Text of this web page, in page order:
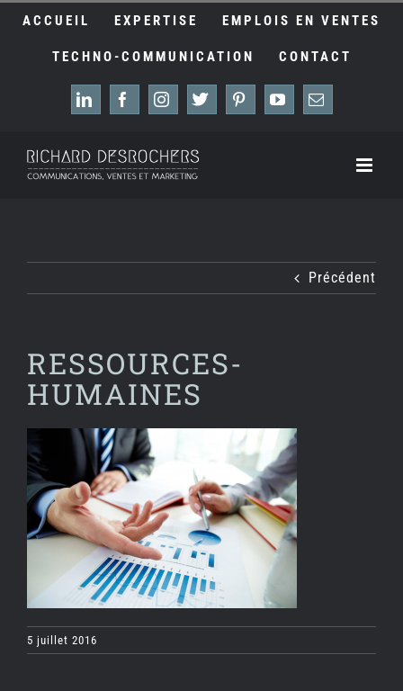
ACCUEIL EXPERTISE EMPLOIS EN VENTES
TECHNO-COMMUNICATION CONTACT
LinkedInFacebook
Instagram
X Pinterest
YouTube
Email
Précédent
RESSOURCES-
HUMAINES
5 juillet 2016